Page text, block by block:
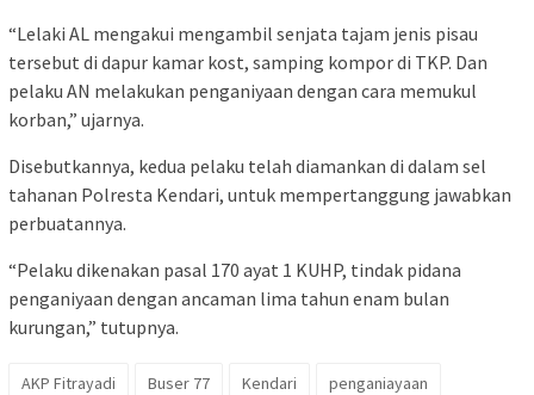
“Lelaki AL mengakui mengambil senjata tajam jenis pisau
tersebut di dapur kamar kost, samping kompor di TKP. Dan
pelaku AN melakukan penganiyaan dengan cara memukul
korban,” ujarnya.
Disebutkannya, kedua pelaku telah diamankan di dalam sel
tahanan Polresta Kendari, untuk mempertanggung jawabkan
perbuatannya.
“Pelaku dikenakan pasal 170 ayat 1 KUHP, tindak pidana
penganiyaan dengan ancaman lima tahun enam bulan
kurungan,” tutupnya.
AKP Fitrayadi Buser 77 Kendari
penganiayaan